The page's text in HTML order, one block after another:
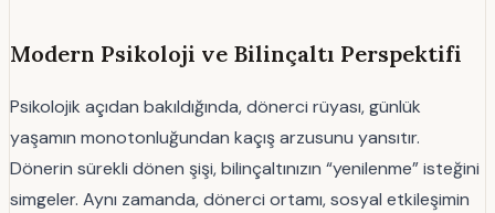
Modern Psikoloji ve Bilinçaltı Perspektifi
Psikolojik açıdan bakıldığında, dönerci rüyası, günlük
yaşamın monotonluğundan kaçış arzusunu yansıtır.
Dönerin sürekli dönen şişi, bilinçaltınızın “yenilenme” isteğini
simgeler. Aynı zamanda, dönerci ortamı, sosyal etkileşimin